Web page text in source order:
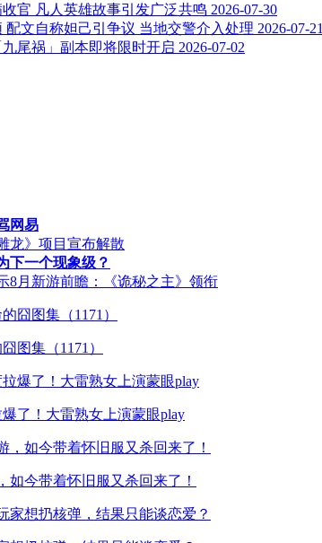
官 凡人英雄故事引发广泛共鸣 2026-07-30
文自称妲己引争议 当地交警介入处理 2026-07-21
尾祸」副本即将限时开启 2026-07-02
网易
龙》项目宣布解散
下一个现象级？
8月新游前瞻：《诡秘之主》领衔
图集（1171）
了！大雷熟女上演蒙眼play
如今带着怀旧服又杀回来了！